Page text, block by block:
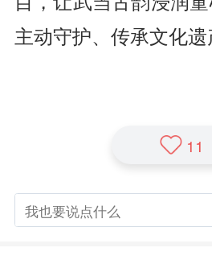
主动守护、传承文化遗
11